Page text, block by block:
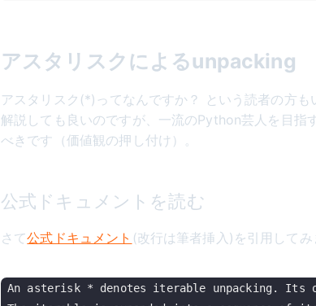
アスタリスクによるunpacking
アスタリスク(*)ってなんですか？ という読者の方も
解説しても良いのですが、一流のPython芸人を目指
べきです（価値観の押し付け）。
公式ドキュメントを読む
さて公式ドキュメント (改行は筆者挿入)を引用してみ
An asterisk * denotes iterable unpacking. Its